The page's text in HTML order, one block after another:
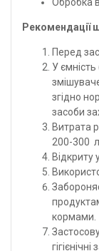
Рекомендації
Перед
У
згідно
засоби
Витрата
200-300
Відкриту
кормами.